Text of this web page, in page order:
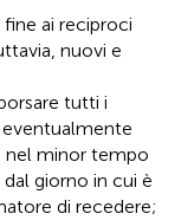
ai reciproci
nuovi e
tutti i
nel minor tempo
giorno in cui è
di recedere;